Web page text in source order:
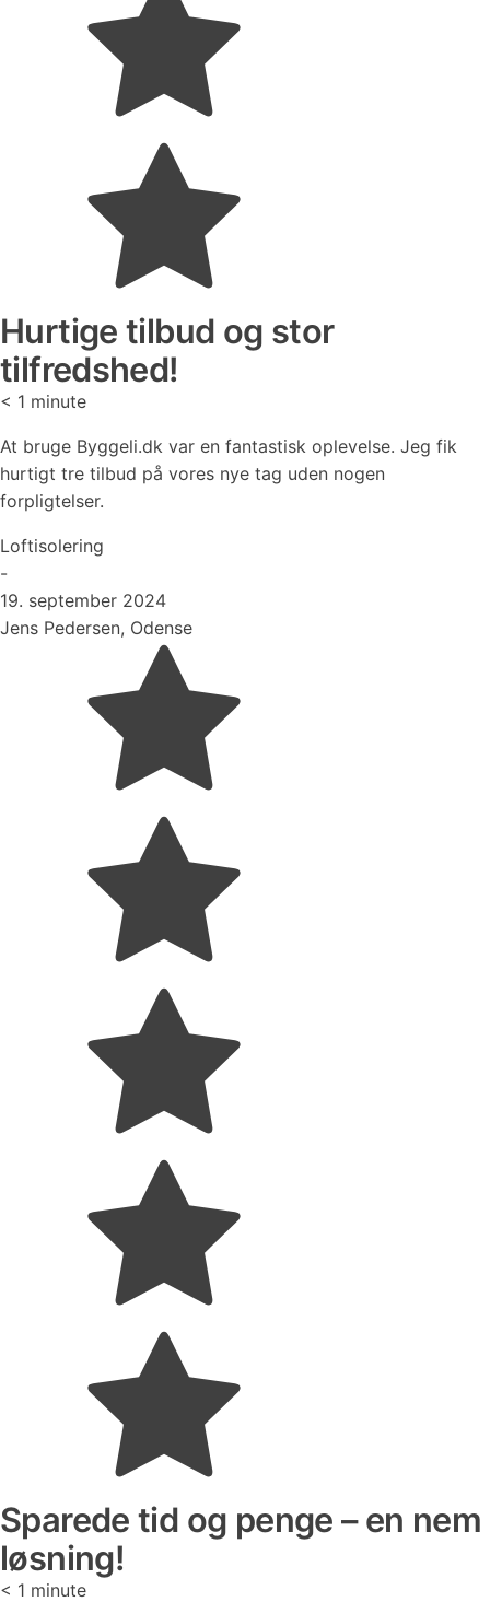
Hurtige tilbud og stor
tilfredshed!
< 1 minute
At bruge Byggeli.dk var en fantastisk oplevelse. Jeg fik
hurtigt tre tilbud på vores nye tag uden nogen
forpligtelser.
Loftisolering
-
19. september 2024
Jens Pedersen, Odense
Sparede tid og penge – en nem
løsning!
< 1 minute